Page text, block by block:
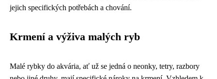
jejich specifických potřebách a chování.
Krmení a výživa malých ryb
Malé rybky do akvária, ať už se jedná o neonky, tetry, razbory